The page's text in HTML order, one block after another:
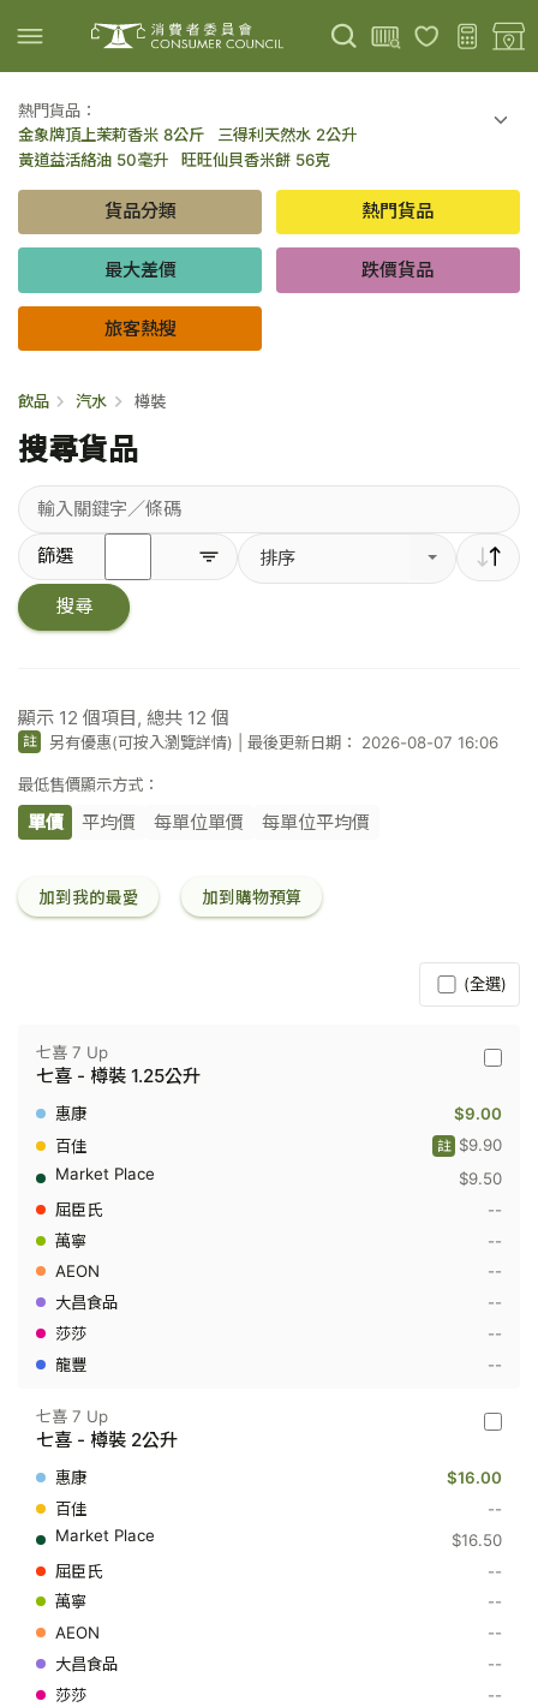
上載圖片 掃描條碼
熱門貨品：
金象牌頂上茉莉香米 8公斤
三得利天然水 2公升
黃道益活絡油 50毫升
旺旺仙貝香米餅 56克
百勝廚新加坡叻沙拉麵 144克
倍樂醇乳酪飲品 - 藍莓 65毫升 x 6
金象牌頂上茉莉香米 5公斤
低鹽/無鹽/低糖/無糖食品
貨品分類 熱門貨品
最大差價 跌價貨品
旅客熱搜
飲品 汽水 樽裝
搜尋貨品
輸
入
關
鍵
字
篩選 排序
搜尋
顯示 12 個項目, 總共 12 個
註 另有優惠(可按入瀏覽詳情) |最後更新日期： 2026-08-07 16:06
最低售價顯示方式：
單價 平均價 每單位單價 每單位平均價
加到我的最愛 加到購物預算
(全選)
七
7
Up
-
喜
裝
公
七喜 7 Up
七喜 - 樽裝 1.25公升
$9.00
$9.90
註
$9.50
--
--
--
--
--
--
七
7
Up
喜
裝
公
升
七喜 7 Up
七喜 - 樽裝 2公升
$16.00
--
$16.50
--
--
--
--
--